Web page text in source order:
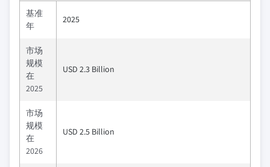
基准
年
2025
市场
规模
在
2025
USD 2.3 Billion
市场
规模
在
2026
USD 2.5 Billion